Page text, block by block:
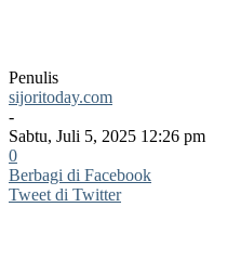
Penulis
sijoritoday.com
-
Sabtu, Juli 5, 2025 12:26 pm
0
Berbagi di Facebook
Tweet di Twitter